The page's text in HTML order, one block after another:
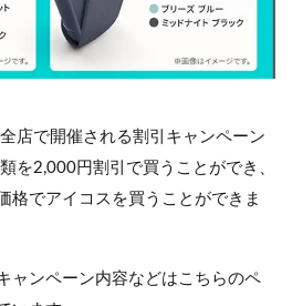
店で開催される割引キャンペーン
を2,000円割引で買うことができ、
格でアイコスを買うことができま
ャンペーン内容などはこちらのペ